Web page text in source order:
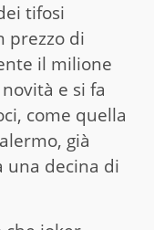
tifosi
prezzo di
il milione
e si fa
come quella
già
una decina di